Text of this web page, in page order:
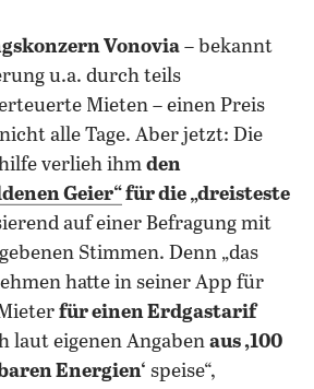
Vonovia – bekannt
u.a. durch teils
Mieten – einen Preis
alle Tage. Aber jetzt: Die
verlieh ihm den
Geier“für die „dreisteste
auf einer Befragung mit
Stimmen. Denn „das
hatte in seiner App für
für einen Erdgastarif
laut eigenen Angaben aus ,100
Energien‘ speise“,